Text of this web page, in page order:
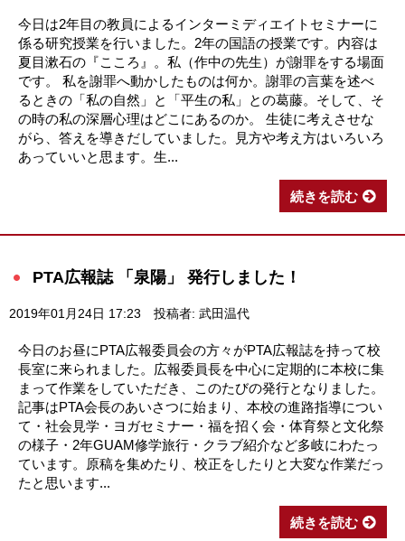
今日は2年目の教員によるインターミディエイトセミナーに
係る研究授業を行いました。2年の国語の授業です。内容は
夏目漱石の『こころ』。私（作中の先生）が謝罪をする場面
です。 私を謝罪へ動かしたものは何か。謝罪の言葉を述べ
るときの「私の自然」と「平生の私」との葛藤。そして、そ
の時の私の深層心理はどこにあるのか。 生徒に考えさせな
がら、答えを導きだしていました。見方や考え方はいろいろ
あっていいと思ます。生...
続きを読む
PTA広報誌 「泉陽」 発行しました！
2019年01月24日 17:23 投稿者: 武田温代
今日のお昼にPTA広報委員会の方々がPTA広報誌を持って校
長室に来られました。広報委員長を中心に定期的に本校に集
まって作業をしていただき、このたびの発行となりました。
記事はPTA会長のあいさつに始まり、本校の進路指導につい
て・社会見学・ヨガセミナー・福を招く会・体育祭と文化祭
の様子・2年GUAM修学旅行・クラブ紹介など多岐にわたっ
ています。原稿を集めたり、校正をしたりと大変な作業だっ
たと思います...
続きを読む